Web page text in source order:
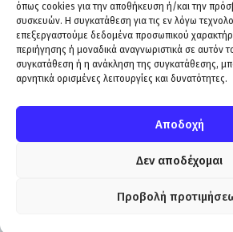
όπως cookies για την αποθήκευση ή/και την
συσκευών. Η συγκατάθεση για τις εν λόγω
επεξεργαστούμε δεδομένα προσωπικού
περιήγησης ή μοναδικά αναγνωριστικά σε αυτόν
συγκατάθεση ή η ανάκληση της συγκατάθεσης,
αρνητικά ορισμένες λειτουργίες και δυνατότητες.
Αποδοχή
Δεν αποδέχομαι
Προβολή
25/7
15.73 oC
26/7
17.99oC
© COPYRIGHT ΔΗΜΟΣ ΣΟΥΛΙΟΥ 2026
ΕΓΚΡΙΤΟΣ GROUP